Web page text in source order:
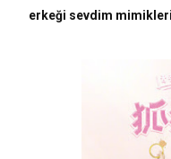
erkeği sevdim